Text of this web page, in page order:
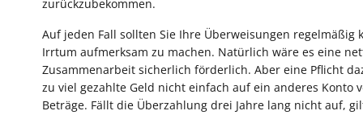
zurückzubekommen.
Auf jeden Fall sollten Sie Ihre Überweisungen
Irrtum aufmerksam zu machen. Natürlich wäre es eine
Zusammenarbeit sicherlich förderlich. Aber eine Pflicht
zu viel gezahlte Geld nicht einfach auf ein anderes
Beträge. Fällt die Überzahlung drei Jahre lang nicht auf,